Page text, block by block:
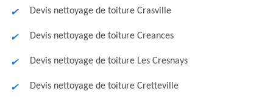
Devis nettoyage de toiture Crasville
Devis nettoyage de toiture Creances
Devis nettoyage de toiture Les Cresnays
Devis nettoyage de toiture Cretteville